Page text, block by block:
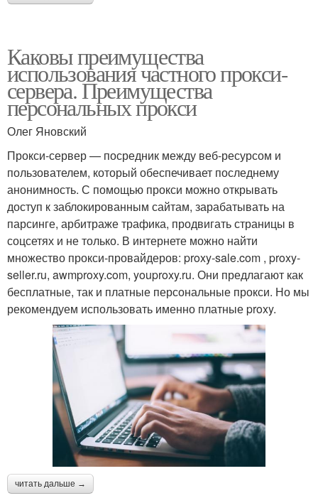
Каковы преимущества
использования частного прокси-
сервера. Преимущества
персональных прокси
Олег Яновский
Прокси-сервер — посредник между веб-ресурсом и
пользователем, который обеспечивает последнему
анонимность. С помощью прокси можно открывать
доступ к заблокированным сайтам, зарабатывать на
парсинге, арбитраже трафика, продвигать страницы в
соцсетях и не только. В интернете можно найти
множество прокси-провайдеров: proxy-sale.com , proxy-
seller.ru, awmproxy.com, youproxy.ru. Они предлагают как
бесплатные, так и платные персональные прокси. Но мы
рекомендуем использовать именно платные proxy.
читать дальше →